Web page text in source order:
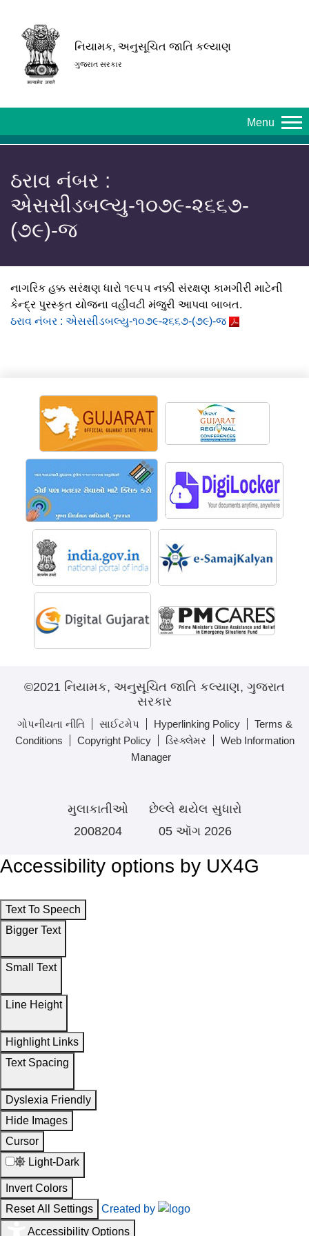
નિયામક, અનુસૂચિત જાતિ કલ્યાણ
ગુજરાત સરકાર
Menu
ઠરાવ નંબર :
એસસીડબલ્યુ-૧૦૭૯-૨૬૬૭-
(૭૯)-જ
નાગરિક હક્ક સરંક્ષણ ધારો ૧૯૫૫ નક્કી સંરક્ષણ કામગીરી માટેની
કેન્દ્ર પુરસ્કૃત યોજના વહીવટી મંજુરી આપવા બાબત.
ઠરાવ નંબર : એસસીડબલ્યુ-૧૦૭૯-૨૬૬૭-(૭૯)-જ
©2021 નિયામક, અનુસૂચિત જાતિ કલ્યાણ, ગુજરાત
સરકાર
ગોપનીયતા નીતિ સાઈટમેપ Hyperlinking Policy
Terms &
Conditions
Copyright Policy ડિસ્ક્લેમર
Web Information
Manager
મુલાકાતીઓ
2008204
છેલ્લે થયેલ સુધારો
05 ઑગ 2026
Accessibility options by UX4G
Text To Speech
Bigger Text
Small Text
Line Height
Highlight Links
Text Spacing
Dyslexia Friendly
Hide Images
Cursor
Light-Dark
Invert Colors
Reset All Settings
Created by
Accessibility Options